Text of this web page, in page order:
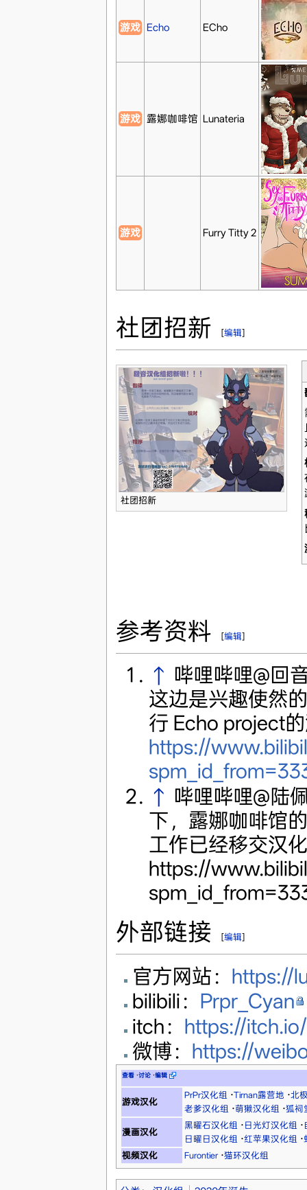
游戏 Echo ECho
游戏 露娜咖啡馆 Lunateria
游戏 Furry Titty 2
社团招新 [编辑]
社团招新
参考资料 [编辑]
↑ 哔哩哔哩@回
这边是兴趣使然
行 Echo project
https://
↑ 哔哩哔哩@陆
下，露娜咖啡馆
工作已经移交汉
https://
外部链接 [编辑]
官方网站： https://
bilibili： Prpr_Cyan
itch： https://
微博： https://
查看·讨论·编辑
游戏汉化
PrPr汉化组 ·Tirnan露营地 ·北
老爹汉化组 ·萌獭汉化组 ·狐祠
漫画汉化
黑曜石汉化组 · 日光灯汉化组 ·
日曜日汉化组 ·红苹果汉化组 ·
视频汉化
Furontier·猫环汉化组